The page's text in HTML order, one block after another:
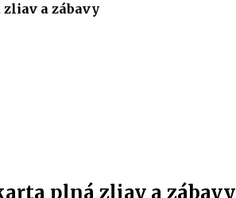
a zábavy
plná zliav a zábavy